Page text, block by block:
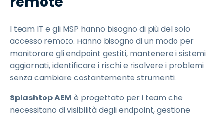
I team IT e gli MSP hanno bisogno di più del solo
accesso remoto. Hanno bisogno di un modo per
monitorare gli endpoint gestiti, mantenere i sistemi
aggiornati, identificare i rischi e risolvere i problemi
senza cambiare costantemente strumenti.
Splashtop AEM è progettato per i team che
necessitano di visibilità degli endpoint, gestione